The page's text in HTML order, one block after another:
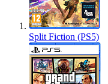
Split Fiction (PS5)